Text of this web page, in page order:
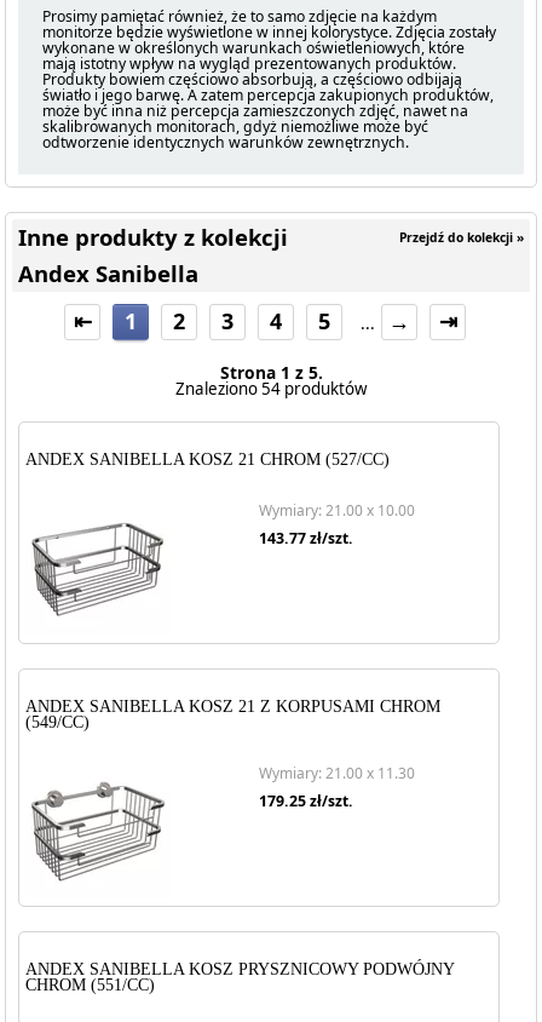
Prosimy pamiętać również, że to samo zdjęcie na każdym
monitorze będzie wyświetlone w innej kolorystyce. Zdjęcia zostały
wykonane w określonych warunkach oświetleniowych, które
mają istotny wpływ na wygląd prezentowanych produktów.
Produkty bowiem częściowo absorbują, a częściowo odbijają
światło i jego barwę. A zatem percepcja zakupionych produktów,
może być inna niż percepcja zamieszczonych zdjęć, nawet na
skalibrowanych monitorach, gdyż niemożliwe może być
odtworzenie identycznych warunków zewnętrznych.
Przejdź do kolekcji »
Inne produkty z kolekcji
Andex Sanibella
⇤ 1 2 3 4 5 ... → ⇥
Strona 1 z 5.
Znaleziono 54 produktów
ANDEX SANIBELLA KOSZ 21 CHROM (527/CC)
Wymiary: 21.00 x 10.00
143.77zł/szt.
ANDEX SANIBELLA KOSZ 21 Z KORPUSAMI CHROM
(549/CC)
Wymiary: 21.00 x 11.30
179.25zł/szt.
ANDEX SANIBELLA KOSZ PRYSZNICOWY PODWÓJNY
CHROM (551/CC)